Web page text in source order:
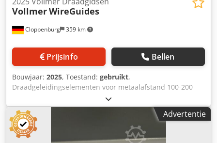
Cloppenburg 359 km
VollmerWireGuides
Prijsinfo Bellen
Bouwjaar: 2025, Toestand: gebruikt,
Draadgeleidingselementen voor metaalafstand 100-200
mm, 15 mm langer Codpfswl Agqox Ak Deha Bij gebruik
van deze draadgeleidingselementen wordt de diameter
van de te bewerken werkstukken verkleind. Geschikt voor
Vollmer-machinetypen: QWD 76 P / QWD 750 / QWD 760 /
QWD 750 H / QWD 760 H / VPulse 500
Advertentie